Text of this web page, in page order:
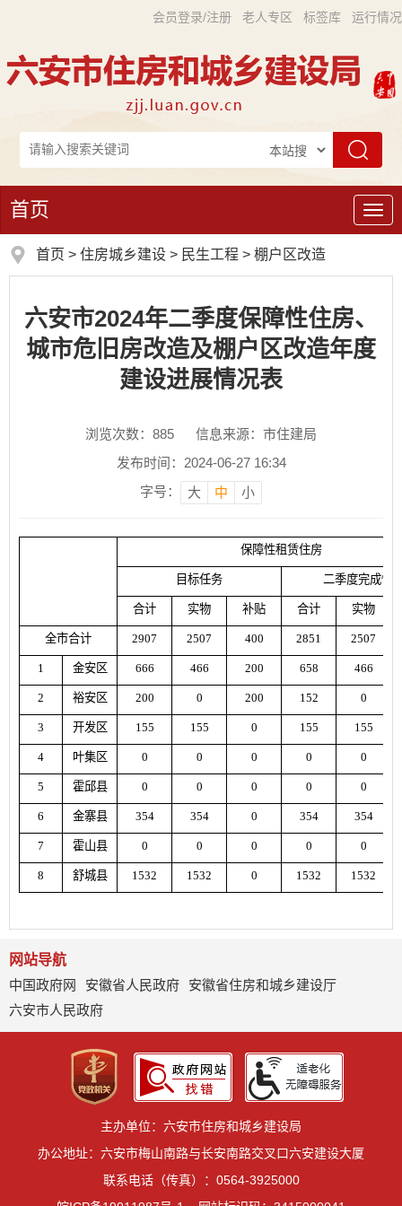
会员登录/注册 老人专区 标签库 运行情况
导
航
首页
首页 > 住房城乡建设 > 民生工程 > 棚户区改造
六安市2024年二季度保障性住房、
城市危旧房改造及棚户区改造年度
建设进展情况表
浏览次数： 885
信息来源：市住建局
发布时间：2024-06-27 16:34
字号：
大 中 小
保障性租赁住房
目标任务 二季度完成情
合计 实物 补贴 合计 实物
全市合计 2907 2507 400 2851 2507
1 金安区 666 466 200 658 466
2 裕安区 200 0 200 152 0
3 开发区 155 155 0 155 155
4 叶集区 0 0 0 0 0
5 霍邱县 0 0 0 0 0
6 金寨县 354 354 0 354 354
7 霍山县 0 0 0 0 0
8 舒城县 1532 1532 0 1532 1532
网站导航
中国政府网
安徽省人民政府
安徽省住房和城乡建设厅
六安市人民政府
主办单位：六安市住房和城乡建设局
办公地址：六安市梅山南路与长安南路交叉口六安建设大厦
联系电话（传真）：0564-3925000